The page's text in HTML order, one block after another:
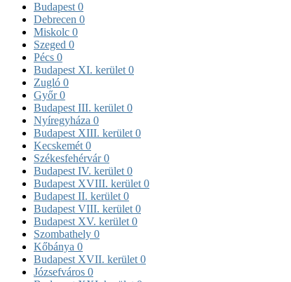
Budapest 0
Debrecen 0
Miskolc 0
Szeged 0
Pécs 0
Budapest XI. kerület 0
Zugló 0
Győr0
Budapest III. kerület 0
Nyíregyháza 0
Budapest XIII. kerület 0
Kecskemét 0
Székesfehérvár0
Budapest IV. kerület 0
Budapest XVIII. kerület 0
Budapest II. kerület 0
Budapest VIII. kerület 0
Budapest XV. kerület 0
Szombathely 0
Kőbánya 0
Budapest XVII. kerület 0
Józsefváros 0